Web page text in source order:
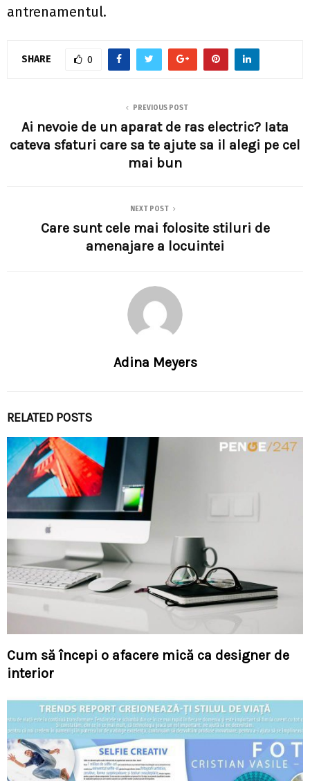
antrenamentul.
SHARE 0
PREVIOUS POST
Ai nevoie de un aparat de ras electric? Iata
cateva sfaturi care sa te ajute sa il alegi pe cel
mai bun
NEXT POST
Care sunt cele mai folosite stiluri de
amenajare a locuintei
Adina Meyers
RELATED POSTS
Cum să începi o afacere mică ca designer de
interior